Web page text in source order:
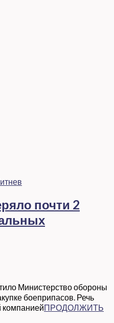
почти 2
Министерство обороны
боеприпасов. Речь
компаниейПРОДОЛЖИТЬ